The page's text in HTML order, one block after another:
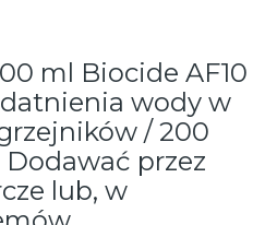
ml Biocide AF10
wody w
/ 200
przez
lub, w